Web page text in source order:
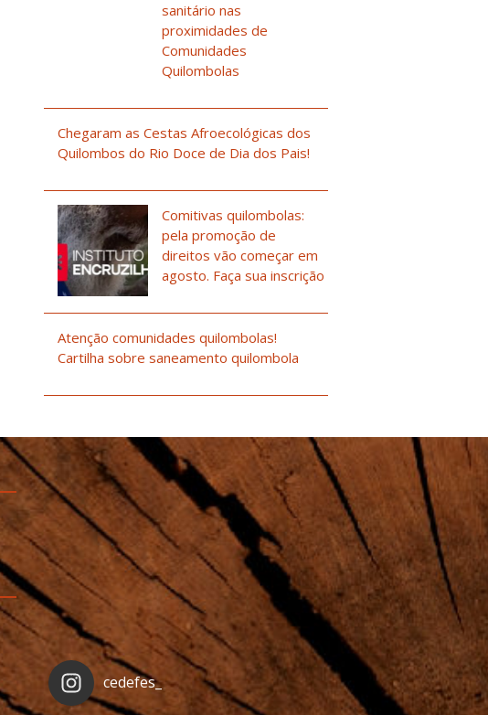
sanitário nas
proximidades de
Comunidades
Quilombolas
Chegaram as Cestas Afroecológicas dos
Quilombos do Rio Doce de Dia dos Pais!
Comitivas quilombolas:
pela promoção de
direitos vão começar em
agosto. Faça sua inscrição
Atenção comunidades quilombolas!
Cartilha sobre saneamento quilombola
cedefes_